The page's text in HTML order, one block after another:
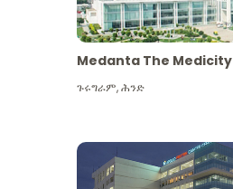
Medanta The Medicity
ጉሩግራም,ሕንድ